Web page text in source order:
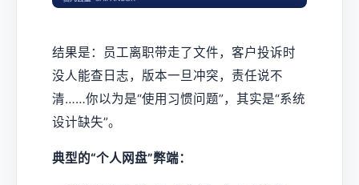
结果是：员工离职带走了文件，客户投诉时
没人能查日志，版本一旦冲突，责任说不
清……你以为是“使用习惯问题”，其实是“系统
设计缺失”。
典型的“个人网盘”弊端：